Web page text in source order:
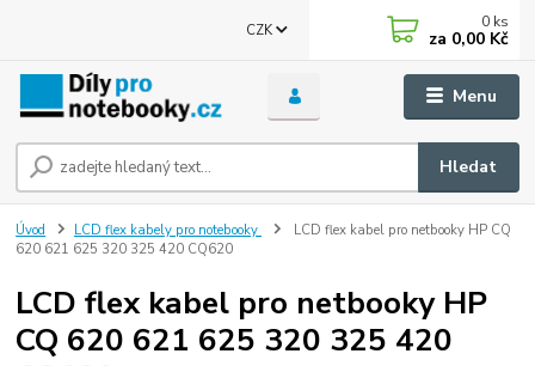
Menu
CZK
Hledat
0 ks
za 0,00 Kč
Úvod LCD flex kabely pro notebooky
LCD flex kabel pro netbooky HP CQ
620 621 625 320 325 420 CQ620
LCD flex kabel pro netbooky HP
CQ 620 621 625 320 325 420